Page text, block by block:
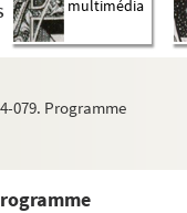
multimédia
079. Programme